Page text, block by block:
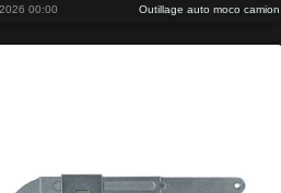
00:00 Outillage auto moco camion